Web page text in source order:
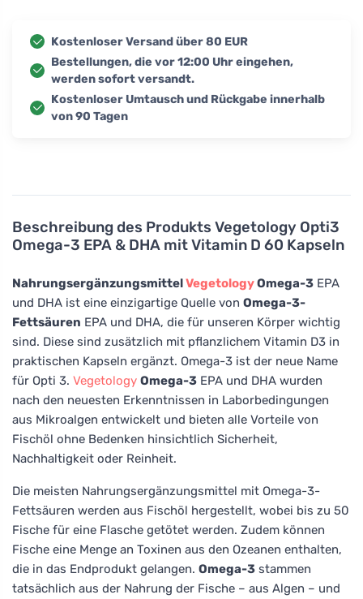
Beschreibung des Produkts Vegetology Opti3
Omega-3 EPA & DHA mit Vitamin D 60 Kapseln
NahrungsergänzungsmittelVegetologyOmega-3 EPA
und DHA ist eine einzigartige Quelle von Omega-3-
Fettsäuren EPA und DHA, die für unseren Körper wichtig
sind. Diese sind zusätzlich mit pflanzlichem Vitamin D3 in
praktischen Kapseln ergänzt. Omega-3 ist der neue Name
für Opti 3. Vegetology Omega-3 EPA und DHA wurden
nach den neuesten Erkenntnissen in Laborbedingungen
aus Mikroalgen entwickelt und bieten alle Vorteile von
Fischöl ohne Bedenken hinsichtlich Sicherheit,
Nachhaltigkeit oder Reinheit.
Die meisten Nahrungsergänzungsmittel mit Omega-3-
Fettsäuren werden aus Fischöl hergestellt, wobei bis zu 50
Fische für eine Flasche getötet werden. Zudem können
Fische eine Menge an Toxinen aus den Ozeanen enthalten,
die in das Endprodukt gelangen. Omega-3 stammen
tatsächlich aus der Nahrung der Fische – aus Algen – und
Kostenloser Versand über 80 EUR
Bestellungen, die vor 12:00 Uhr eingehen,
werden sofort versandt.
Kostenloser Umtausch und Rückgabe innerhalb
von 90 Tagen